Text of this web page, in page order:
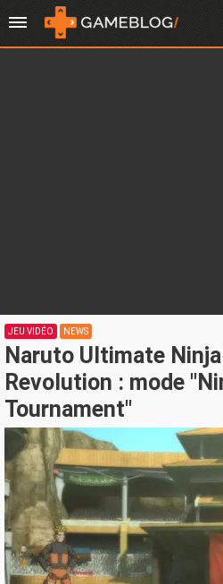
JEU VIDÉO NEWS
Naruto Ultimate
Revolution : mode
Tournament"